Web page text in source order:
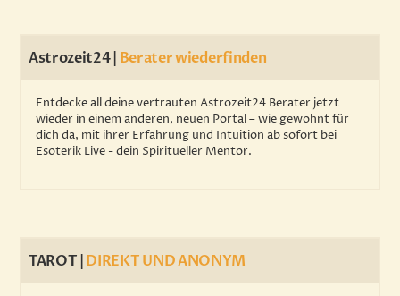
Astrozeit24 | Berater wiederfinden
Entdecke all deine vertrauten Astrozeit24 Berater jetzt
wieder in einem anderen, neuen Portal – wie gewohnt für
dich da, mit ihrer Erfahrung und Intuition ab sofort bei
Esoterik Live - dein Spiritueller Mentor.
TAROT |DIREKT UND ANONYM